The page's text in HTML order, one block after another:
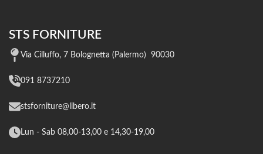
STS FORNITURE
Via Cilluffo, 7 Bolognetta (Palermo) 90030
091 8737210
stsforniture@libero.it
Lun - Sab 08,00-13,00 e 14,30-19,00